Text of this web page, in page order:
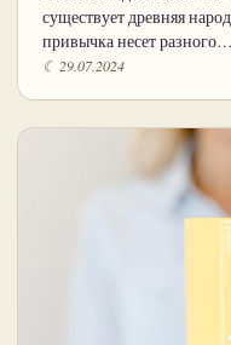
существует древняя
привычка несет разного…
☾ 29.07.2024